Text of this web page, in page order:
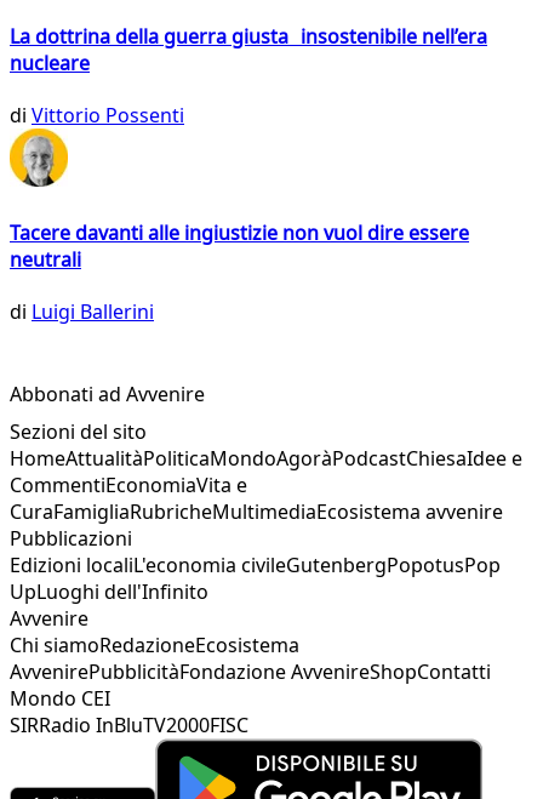
La dottrina della guerra giusta insostenibile nell’era
nucleare
di Vittorio Possenti
Tacere davanti alle ingiustizie non vuol dire essere
neutrali
di Luigi Ballerini
Abbonati ad Avvenire
Sezioni del sito
HomeAttualitàPoliticaMondoAgoràPodcastChiesaIdee e
CommentiEconomiaVita e
CuraFamigliaRubricheMultimediaEcosistema avvenire
Pubblicazioni
Edizioni localiL'economia civileGutenbergPopotusPop
UpLuoghi dell'Infinito
Avvenire
Chi siamoRedazioneEcosistema
AvvenirePubblicitàFondazione AvvenireShopContatti
Mondo CEI
SIRRadio InBluTV2000FISC